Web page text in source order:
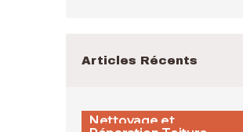
Articles Récents
Nettoyage et